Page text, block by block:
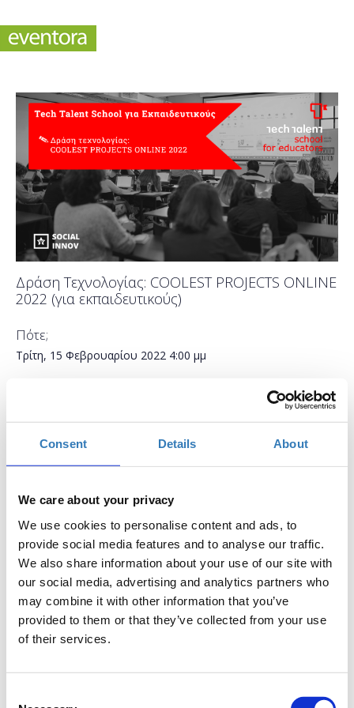
Consent Details About
We care about your privacy
We use cookies to personalise content and ads, to
provide social media features and to analyse our traffic.
We also share information about your use of our site with
our social media, advertising and analytics partners who
may combine it with other information that you’ve
provided to them or that they’ve collected from your use
of their services.
Δράση Τεχνολογίας: COOLEST PROJECTS ONLINE
2022 (για εκπαιδευτικούς)
Πότε;
Τρίτη, 15 Φεβρουαρίου 2022 4:00 μμ
Online,
Το σεμινάριο απευθύνεται σε εκπαιδευτικούς οι οποίοι
ενδιαφέρονται στο πλαίσιο του
COOLEST PROJECTS